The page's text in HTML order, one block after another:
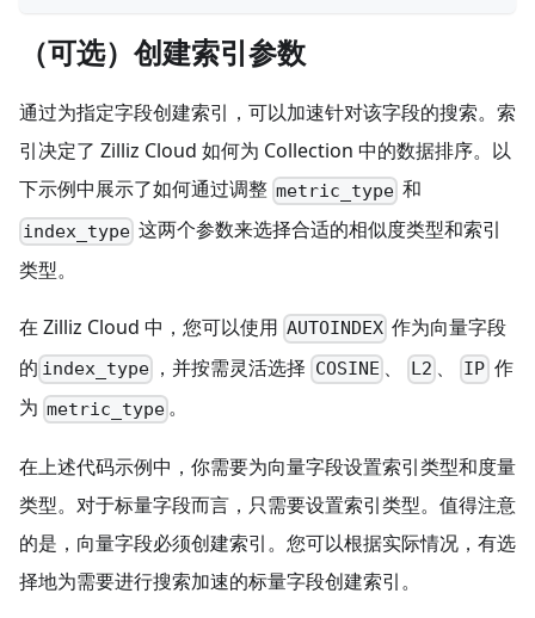
（可选）创建索引参数
通过为指定字段创建索引，可以加速针对该字段的搜索。索
引决定了 Zilliz Cloud 如何为 Collection 中的数据排序。以
下示例中展示了如何通过调整 metric_type 和
index_type 这两个参数来选择合适的相似度类型和索引
类型。
在 Zilliz Cloud 中，您可以使用 AUTOINDEX 作为向量字段
的 index_type ，并按需灵活选择 COSINE 、 L2 、 IP作
为 metric_type 。
在上述代码示例中，你需要为向量字段设置索引类型和度量
类型。对于标量字段而言，只需要设置索引类型。值得注意
的是，向量字段必须创建索引。您可以根据实际情况，有选
择地为需要进行搜索加速的标量字段创建索引。